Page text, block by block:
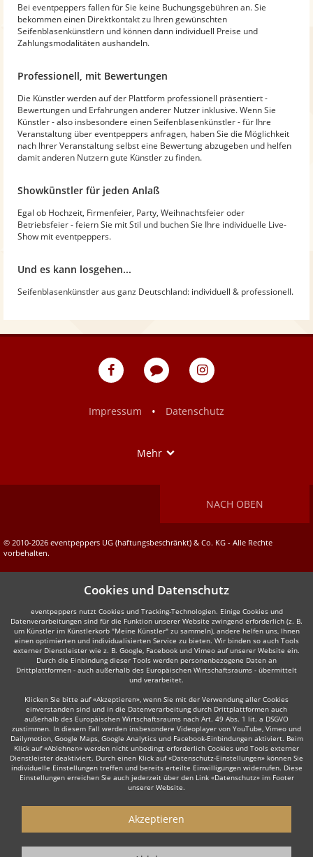
Bei eventpeppers fallen für Sie keine Buchungsgebühren an. Sie
bekommen einen Direktkontakt zu Ihren gewünschten
Seifenblasenkünstlern und können dann individuell Preise und
Zahlungsmodalitäten aushandeln.
Professionell, mit Bewertungen
Die Künstler werden auf der Plattform professionell präsentiert -
Bewertungen und Erfahrungen anderer Nutzer inklusive. Wenn Sie
Künstler - also insbesondere einen Seifenblasenkünstler - für Ihre
Veranstaltung über eventpeppers anfragen, haben Sie die Möglichkeit
nach Ihrer Veranstaltung selbst eine Bewertung abzugeben und helfen
damit anderen Nutzern gute Künstler zu finden.
Showkünstler für jeden Anlaß
Egal ob Hochzeit, Firmenfeier, Party, Weihnachtsfeier oder
Betriebsfeier - feiern Sie mit Stil und buchen Sie Ihre individuelle Live-
Show mit eventpeppers.
Und es kann losgehen...
Seifenblasenkünstler aus ganz Deutschland: individuell & professionell.
eventpeppers
Blog
eventpeppers
Impressum
• Datenschutz
Mehr
NACH OBEN
© 2010-2026 eventpeppers UG (haftungsbeschränkt) & Co. KG - Alle Rechte
vorbehalten.
Cookies und Datenschutz
eventpeppers nutzt Cookies und Tracking-Technologien. Einige Cookies und
Datenverarbeitungen sind für die Funktion unserer Website zwingend erforderlich (z. B.
um Künstler im Künstlerkorb "Meine Künstler" zu sammeln), andere helfen uns, Ihnen
einen optimierten und individualisierten Service zu bieten. Wir binden so auch Tools
externer Dienstleister wie z. B. Google, Facebook und Vimeo auf unserer Website ein.
Durch die Einbindung dieser Tools werden personenbezogene Daten an
Drittplattformen - auch außerhalb des Europäischen Wirtschaftsraums - übermittelt
und verarbeitet.
Klicken Sie bitte auf «Akzeptieren», wenn Sie mit der Verwendung aller Cookies
einverstanden sind und in die Datenverarbeitung durch Drittplattformen auch
außerhalb des Europäischen Wirtschaftsraums nach Art. 49 Abs. 1 lit. a DSGVO
zustimmen. In diesem Fall werden insbesondere Videoplayer von YouTube, Vimeo und
Dailymotion, Google Maps, Google Analytics und Facebook-Einbindungen aktiviert. Beim
Klick auf «Ablehnen» werden nicht unbedingt erforderlich Cookies und Tools externer
Dienstleister deaktiviert. Durch einen Klick auf «Datenschutz-Einstellungen» können Sie
individuelle Einstellungen treffen und bereits erteilte Einwilligungen widerrufen. Diese
Einstellungen erreichen Sie auch jederzeit über den Link «Datenschutz» im Footer
unserer Website.
Akzeptieren